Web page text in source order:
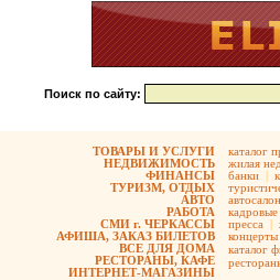
Поиск по сайту:
ТОВАРЫ И УСЛУГИ
НЕДВИЖИМОСТЬ
ФИНАНСЫ
ТУРИЗМ, ОТДЫХ
АВТО
РАБОТА
СМИ г. ЧЕРКАССЫ
АФИША, ЗАКАЗ БИЛЕТОВ
ВСЕ ДЛЯ ДОМА
РЕСТОРАНЫ, КАФЕ
ИНТЕРНЕТ-МАГАЗИНЫ
каталог
жилая
банки |
кадровые
пресса |
концерты
каталог